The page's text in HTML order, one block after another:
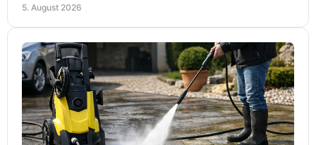
5. August 2026